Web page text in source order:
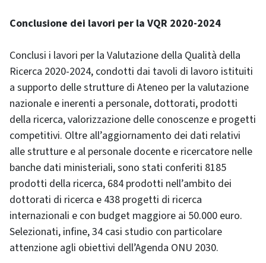
Conclusione dei lavori per la VQR 2020-2024
Conclusi i lavori per la Valutazione della Qualità della
Ricerca 2020-2024, condotti dai tavoli di lavoro istituiti
a supporto delle strutture di Ateneo per la valutazione
nazionale e inerenti a personale, dottorati, prodotti
della ricerca, valorizzazione delle conoscenze e progetti
competitivi. Oltre all’aggiornamento dei dati relativi
alle strutture e al personale docente e ricercatore nelle
banche dati ministeriali, sono stati conferiti 8185
prodotti della ricerca, 684 prodotti nell’ambito dei
dottorati di ricerca e 438 progetti di ricerca
internazionali e con budget maggiore ai 50.000 euro.
Selezionati, infine, 34 casi studio con particolare
attenzione agli obiettivi dell’Agenda ONU 2030.